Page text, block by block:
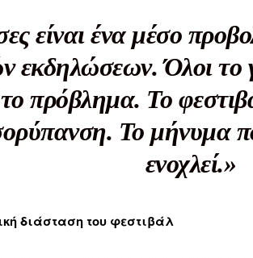
είναι ένα μέσο
εκδηλώσεων. Όλοι το
το πρόβλημα. Το
Το μήνυμα
ενοχλεί.»
διάσταση του φεστιβάλ